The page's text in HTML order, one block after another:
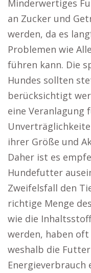
Minderwertiges
an Zucker und
werden, da es
Problemen wie
führen kann. Die
Hundes sollten
berücksichtigt
eine Veranlagung
ihrer Größe und
Daher ist es
Hundefutter
Zweifelsfall den
richtige Menge
wie die
werden, haben
weshalb die
Energieverbrauch